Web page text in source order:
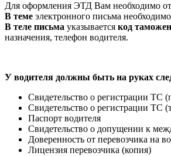
Для оформления ЭТД Вам необходимо
В теме электронного письма
В теле письма указывается код
назначения, телефон водителя.
У водителя должны быть на руках
Свидетельство о регистрации ТС
Свидетельство о регистрации ТС
Паспорт водителя
Свидетельство о допущении к
Доверенность от перевозчика на
Лицензия перевозчика (копия)